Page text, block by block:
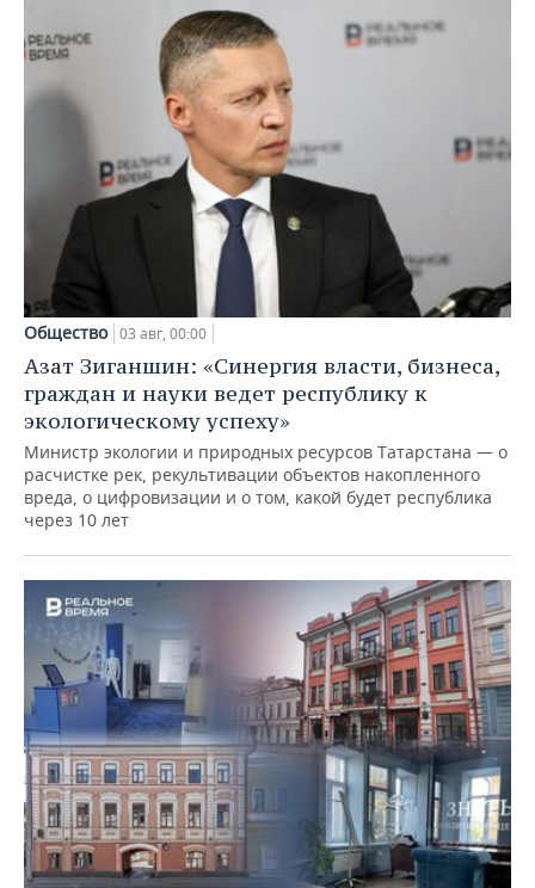
Общество 03 авг, 00:00
Азат Зиганшин: «Синергия власти, бизнеса,
граждан и науки ведет республику к
экологическому успеху»
Министр экологии и природных ресурсов Татарстана — о
расчистке рек, рекультивации объектов накопленного
вреда, о цифровизации и о том, какой будет республика
через 10 лет